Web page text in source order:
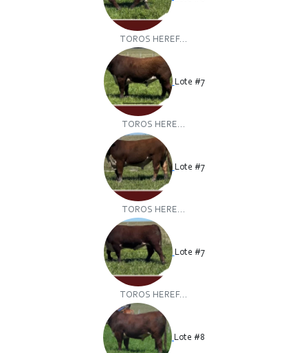
TOROS HEREF...
Lote #7
TOROS HERE...
Lote #7
TOROS HERE...
Lote #7
TOROS HEREF...
Lote #8